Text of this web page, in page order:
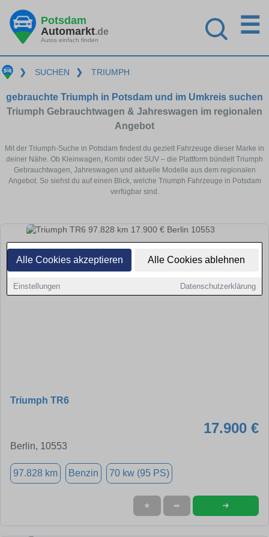
Alle Cookies akzeptieren Alle Cookies ablehnen
Einstellungen Datenschutzerklärung
Potsdam
Automarkt.de
Autos einfach finden
☰
❯ SUCHEN ❯ TRIUMPH
gebrauchte Triumph in Potsdam und im Umkreis suchen
Triumph Gebrauchtwagen & Jahreswagen im regionalen
Angebot
Mit der Triumph-Suche in Potsdam findest du gezielt Fahrzeuge dieser Marke in
deiner Nähe. Ob Kleinwagen, Kombi oder SUV – die Plattform bündelt Triumph
Gebrauchtwagen, Jahreswagen und aktuelle Modelle aus dem regionalen
Angebot. So siehst du auf einen Blick, welche Triumph Fahrzeuge in Potsdam
verfügbar sind.
Triumph TR6
17.900 €
Berlin, 10553
97.828 km Benzin 70 kw (95 PS)
★ ➦ ➜